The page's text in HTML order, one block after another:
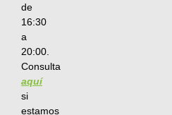
de
16:30
a
20:00.
Consulta
aquí
si
estamos